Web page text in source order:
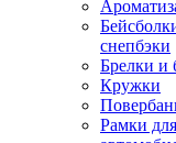
снепбэки
Брелки и
Кружки
Рамки для